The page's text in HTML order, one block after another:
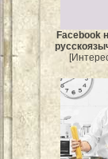
Facebook